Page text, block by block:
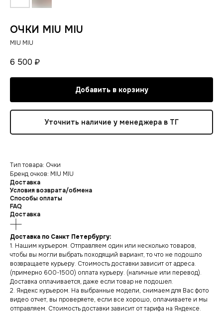
ОЧКИ MIU MIU
MIU MIU
6 500 ₽
Добавить в корзину
Уточнить наличие у менеджера в ТГ
Тип товара: Очки
Бренд очков: MIU MIU
Доставка
Условия возврата/обмена
Способы оплаты
FAQ
Доставка
Доставка по Санкт Петербургу:
1. Нашим курьером. Отправляем один или несколько товаров,
чтобы вы могли выбрать походящий вариант, то что не подошло
возвращаете курьеру. Стоимость доставки зависит от адреса.
(примерно 600-1500) оплата курьеру. (наличные или перевод).
Доставка оплачивается, даже если товар не подошел.
2. Яндекс курьером. На выбранные модели, снимаем для Вас фото
видео отчет, вы проверяете, если все хорошо, оплачиваете и мы
отправляем. Стоимость доставки зависит от тарифа на Яндексе.